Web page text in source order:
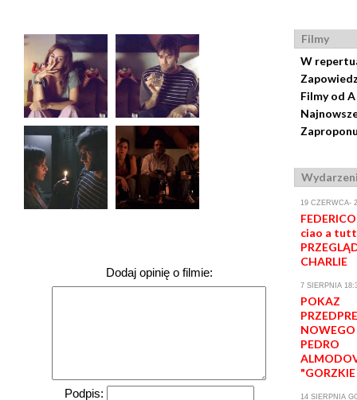
Dodaj opinię o filmie:
Podpis:
Filmy
W
Filmy od
19 CZERWCA-
ciao a
CHARLIE
7 SIERPNIA
POKAZ
NOWEGO
PEDRO
14 SIERPNIA